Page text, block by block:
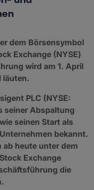
dem Börsensymbol
Exchange (NYSE)
wird am 1. April
läuten.
PLC (NYSE:
seiner Abspaltung
seinen Start als
bekannt.
ab heute unter dem
Exchange
die